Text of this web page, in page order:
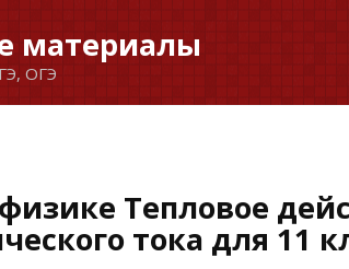
материалы
ОГЭ
Тепловое
тока для 11